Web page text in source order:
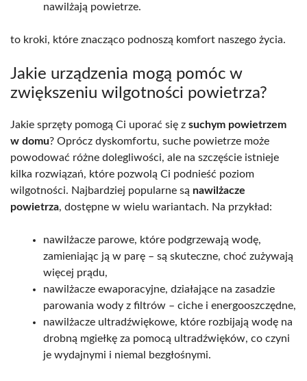
nawilżają powietrze.
to kroki, które znacząco podnoszą komfort naszego życia.
Jakie urządzenia mogą pomóc w
zwiększeniu wilgotności powietrza?
Jakie sprzęty pomogą Ci uporać się z suchym powietrzem
w domu? Oprócz dyskomfortu, suche powietrze może
powodować różne dolegliwości, ale na szczęście istnieje
kilka rozwiązań, które pozwolą Ci podnieść poziom
wilgotności. Najbardziej popularne są nawilżacze
powietrza, dostępne w wielu wariantach. Na przykład:
nawilżacze parowe, które podgrzewają wodę,
zamieniając ją w parę – są skuteczne, choć zużywają
więcej prądu,
nawilżacze ewaporacyjne, działające na zasadzie
parowania wody z filtrów – ciche i energooszczędne,
nawilżacze ultradźwiękowe, które rozbijają wodę na
drobną mgiełkę za pomocą ultradźwięków, co czyni
je wydajnymi i niemal bezgłośnymi.